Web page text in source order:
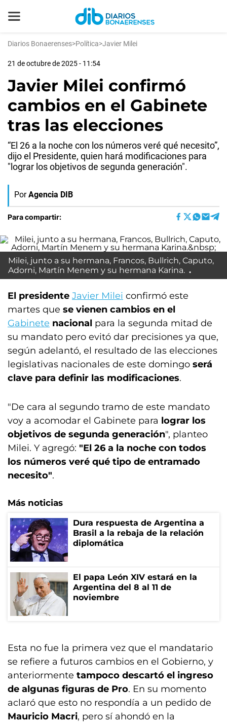
Diarios Bonaerenses>Política>Javier Milei
21 de octubre de 2025 - 11:54
Javier Milei confirmó
cambios en el Gabinete
tras las elecciones
“El 26 a la noche con los números veré qué necesito”,
dijo el Presidente, quien hará modificaciones para
"lograr los objetivos de segunda generación".
Por Agencia DIB
Para compartir:
Milei, junto a su hermana, Francos, Bullrich, Caputo,
Adorni, Martín Menem y su hermana Karina.
El presidente Javier Milei confirmó este
martes que se vienen cambios en el
Gabinete nacional para la segunda mitad de
su mandato pero evitó dar precisiones ya que,
según adelantó, el resultado de las elecciones
legislativas nacionales de este domingo será
clave para definir las modificaciones.
"De cara al segundo tramo de este mandato
voy a acomodar el Gabinete para lograr los
objetivos de segunda generación", planteo
Milei. Y agregó: "El 26 a la noche con todos
los números veré qué tipo de entramado
necesito".
Más noticias
Dura respuesta de Argentina a
Brasil a la rebaja de la relación
diplomática
El papa León XIV estará en la
Argentina del 8 al 11 de
noviembre
Esta no fue la primera vez que el mandatario
se refiere a futuros cambios en el Gobierno, y
anteriormente tampoco descartó el ingreso
de algunas figuras de Pro. En su momento
aclaró que esto no respondía a un pedido de
Mauricio Macri, pero sí ahondó en la